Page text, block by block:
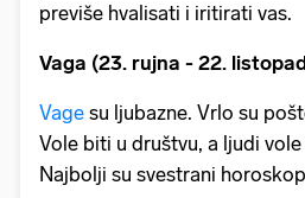
previše hvalisati i iritirati vas.
Vaga (23. rujna - 22.
Vage su ljubazne. Vrlo su
Vole biti u društvu, a ljudi
Najbolji su svestrani